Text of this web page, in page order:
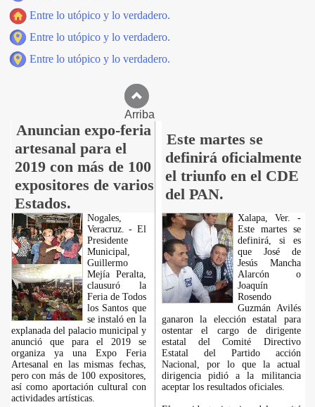
Entre lo utópico y lo verdadero.
Entre lo utópico y lo verdadero.
Entre lo utópico y lo verdadero.
Arriba
Anuncian expo-feria
artesanal para el
2019 con más de 100
expositores de varios
Estados.
Este martes se
definirá oficialmente
el triunfo en el CDE
del PAN.
Nogales,
Veracruz. - El
Presidente
Municipal,
Guillermo
Mejía Peralta,
clausuró la
Feria de Todos
los Santos que
se instaló en la
explanada del palacio municipal y
anunció que para el 2019 se
organiza ya una Expo Feria
Artesanal en las mismas fechas,
pero con más de 100 expositores,
así como aportación cultural con
actividades artísticas.
Xalapa, Ver. -
Este martes se
definirá, si es
que José de
Jesús Mancha
Alarcón o
Joaquín
Rosendo
Guzmán Avilés
ganaron la elección estatal para
ostentar el cargo de dirigente
estatal del Comité Directivo
Estatal del Partido acción
Nacional, por lo que la actual
dirigencia pidió a la militancia
aceptar los resultados oficiales.